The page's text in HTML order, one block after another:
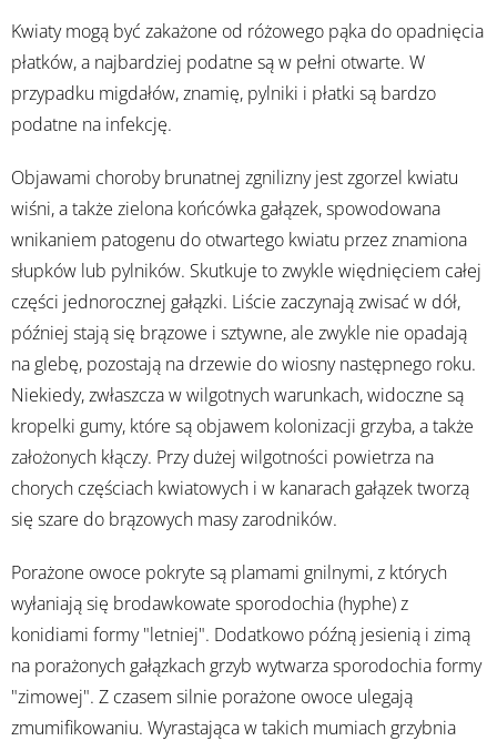
Kwiaty mogą być zakażone od różowego pąka do opadnięcia
płatków, a najbardziej podatne są w pełni otwarte. W
przypadku migdałów, znamię, pylniki i płatki są bardzo
podatne na infekcję.
Objawami choroby brunatnej zgnilizny jest zgorzel kwiatu
wiśni, a także zielona końcówka gałązek, spowodowana
wnikaniem patogenu do otwartego kwiatu przez znamiona
słupków lub pylników. Skutkuje to zwykle więdnięciem całej
części jednorocznej gałązki. Liście zaczynają zwisać w dół,
później stają się brązowe i sztywne, ale zwykle nie opadają
na glebę, pozostają na drzewie do wiosny następnego roku.
Niekiedy, zwłaszcza w wilgotnych warunkach, widoczne są
kropelki gumy, które są objawem kolonizacji grzyba, a także
założonych kłączy. Przy dużej wilgotności powietrza na
chorych częściach kwiatowych i w kanarach gałązek tworzą
się szare do brązowych masy zarodników.
Porażone owoce pokryte są plamami gnilnymi, z których
wyłaniają się brodawkowate sporodochia (hyphe) z
konidiami formy "letniej". Dodatkowo późną jesienią i zimą
na porażonych gałązkach grzyb wytwarza sporodochia formy
"zimowej". Z czasem silnie porażone owoce ulegają
zmumifikowaniu. Wyrastająca w takich mumiach grzybnia